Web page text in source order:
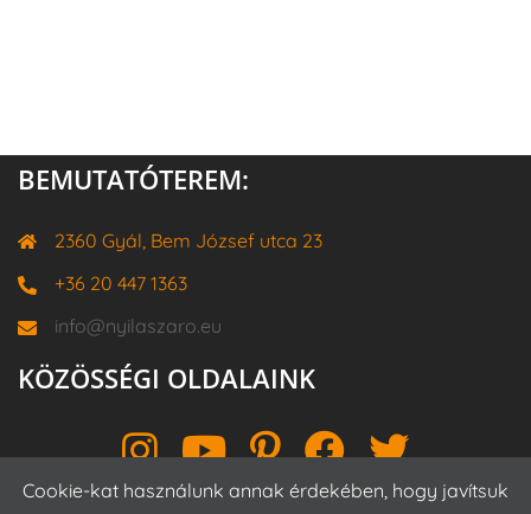
BEMUTATÓTEREM:
2360 Gyál, Bem József utca 23
+36 20 447 1363
info@nyilaszaro.eu
KÖZÖSSÉGI OLDALAINK
InstagramYouTubePinterest FacebookTwitter
Cookie-kat használunk annak érdekében, hogy javítsuk